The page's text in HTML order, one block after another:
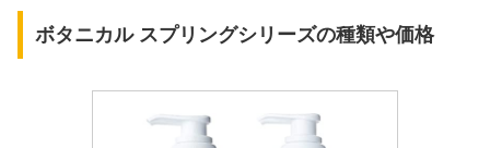
ボタニカル スプリングシリーズの種類や価格